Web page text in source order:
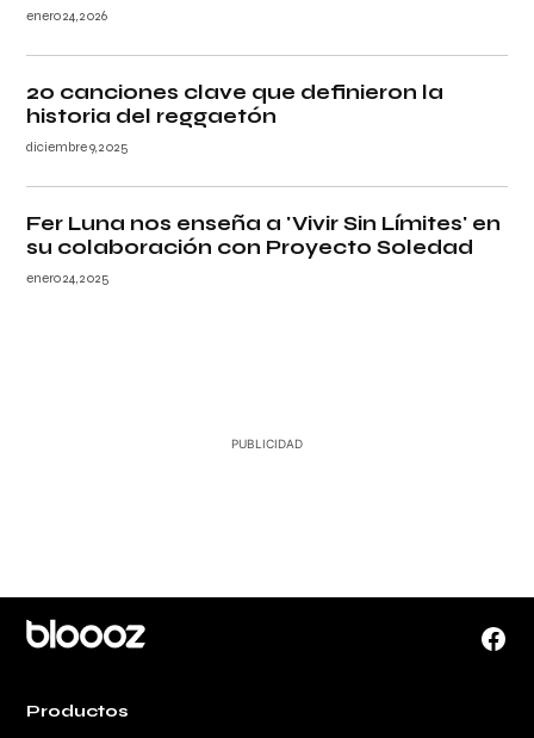
enero 24, 2026
20 canciones clave que definieron la
historia del reggaetón
diciembre 9, 2025
Fer Luna nos enseña a 'Vivir Sin Límites' en
su colaboración con Proyecto Soledad
enero 24, 2025
Productos